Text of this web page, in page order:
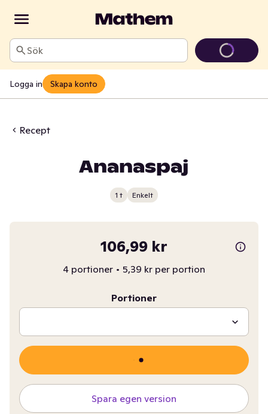
Sök
Logga in Skapa konto
Recept
Ananaspaj
1 t Enkelt
106,99 kr
4 portioner • 5,39 kr per portion
Portioner
Spara egen version